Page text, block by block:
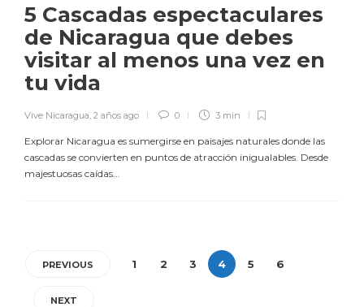
5 Cascadas espectaculares
de Nicaragua que debes
visitar al menos una vez en
tu vida
Vive Nicaragua 2 años ago 0 3 min
Explorar Nicaragua es sumergirse en paisajes naturales donde las
cascadas se convierten en puntos de atracción inigualables. Desde
majestuosas caídas...
PREVIOUS 1 2 3 4 5 6
NEXT